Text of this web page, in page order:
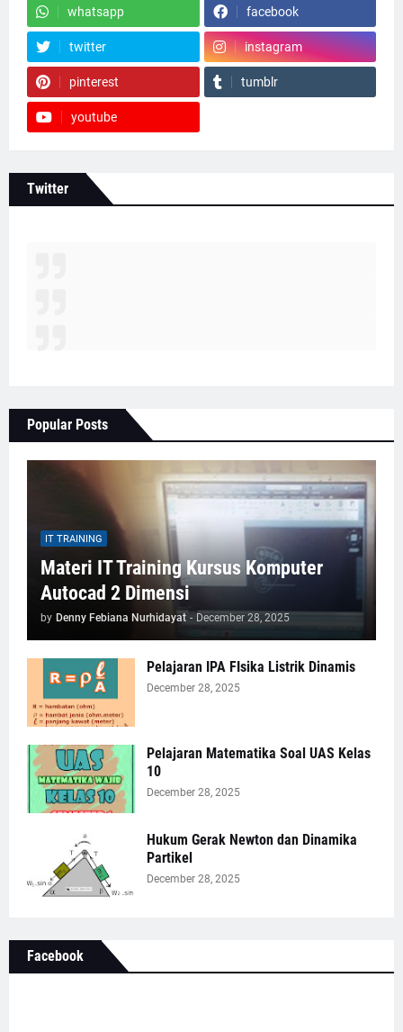
whatsapp facebook
twitter instagram
pinterest tumblr
youtube
Twitter
Popular Posts
IT TRAINING
Materi IT Training Kursus Komputer
Autocad 2 Dimensi
by Denny Febiana Nurhidayat - December 28, 2025
Pelajaran IPA FIsika Listrik Dinamis
December 28, 2025
Pelajaran Matematika Soal UAS Kelas
10
December 28, 2025
Hukum Gerak Newton dan Dinamika
Partikel
December 28, 2025
Facebook